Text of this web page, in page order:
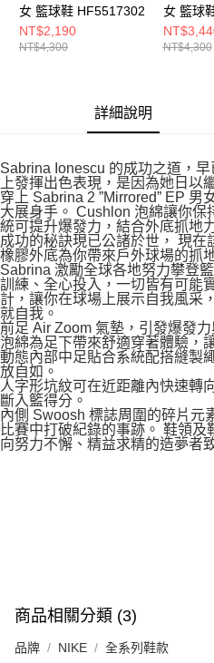
女 籃球鞋 HF5517302
NT$2,190
NT$4,300
女 籃球
NT$4,300
詳細說明
Sabrina Ionescu 的成功之道，
上發揮出色表現，是因為她日以
穿上 Sabrina 2 ”Mirrored” EP
大展身手。 Cushlon 泡綿讓你保
統可提升爆發力，結合外底抓地
成功的秘訣現已公諸於世， 現在
橡膠外底為你帶來戶外球場的抓
Sabrina 激勵全球各地努力攀登
訓練、全心投入，一切皆有可能
計，讓你在球場上展示自我風采
就自我。
前足 Air Zoom 氣墊，引發爆發
泡綿為足下帶來舒適穿著體驗，
動態內部中足貼合系統配搭縫製
放自如。
人字形坑紋可在近距離內快速轉
斷入籃得分。
內側 Swoosh 標誌周圍的碎片元
比賽中打破紀錄的事跡。 鞋領及
向努力不懈、精益求精的造夢者
商品相關分類 (3)
品牌 NIKE 全系列鞋款